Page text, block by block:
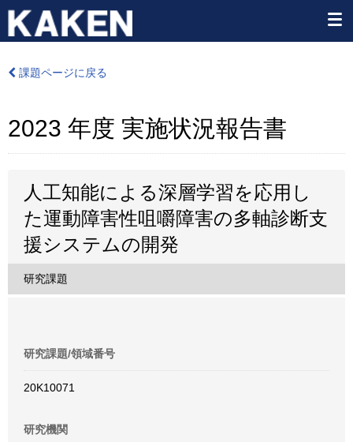
課題ページに戻る
2023 年度 実施状況報告書
人工知能による深層学習を応用し
た運動障害性咀嚼障害の多軸診断支
援システムの開発
研究課題
研究課題/領域番号
20K10071
研究機関